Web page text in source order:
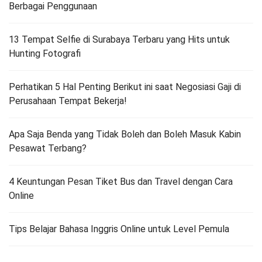
Berbagai Penggunaan
13 Tempat Selfie di Surabaya Terbaru yang Hits untuk
Hunting Fotografi
Perhatikan 5 Hal Penting Berikut ini saat Negosiasi Gaji di
Perusahaan Tempat Bekerja!
Apa Saja Benda yang Tidak Boleh dan Boleh Masuk Kabin
Pesawat Terbang?
4 Keuntungan Pesan Tiket Bus dan Travel dengan Cara
Online
Tips Belajar Bahasa Inggris Online untuk Level Pemula